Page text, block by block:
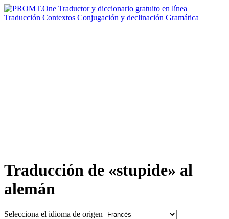
Traducción Contextos Conjugación y declinación Gramática
Traducción de «stupide» al
alemán
Selecciona el idioma de origen